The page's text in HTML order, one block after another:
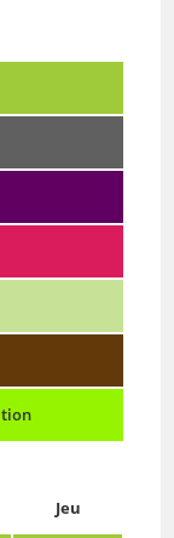
Jeu